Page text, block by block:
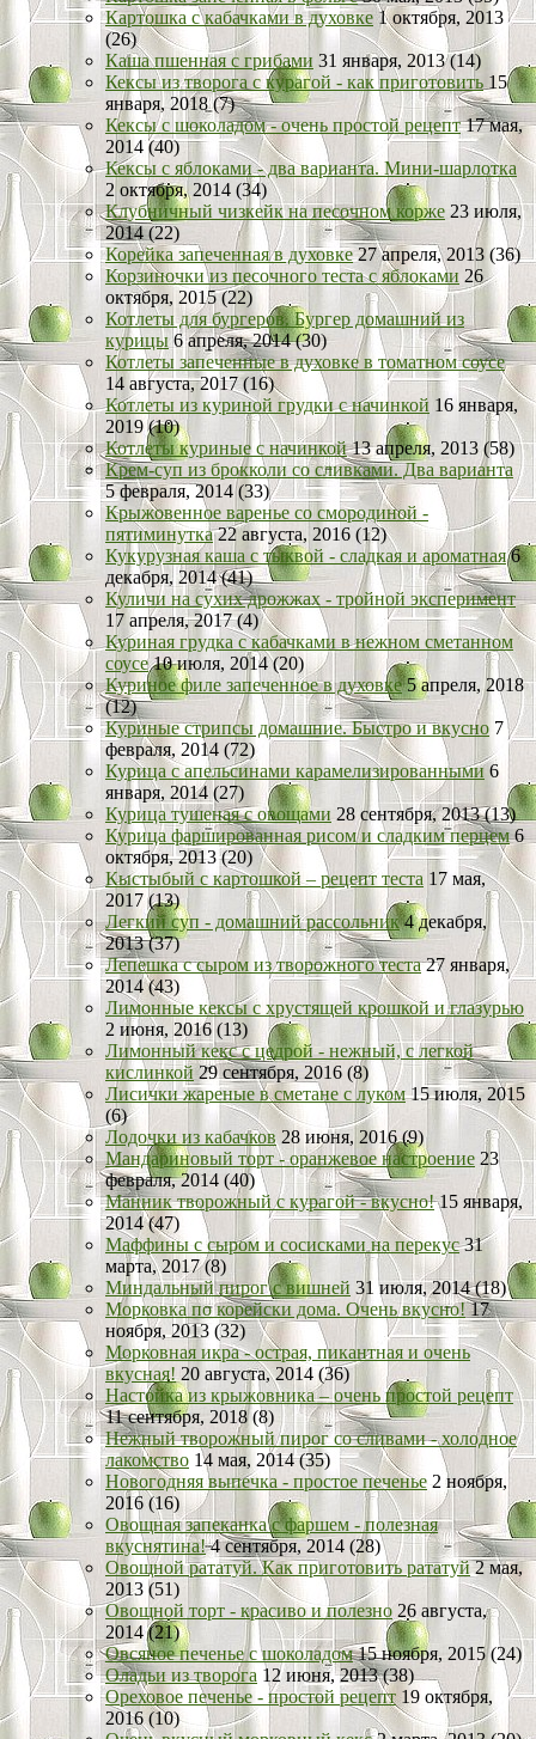
Картошка с кабачками в духовке1 октября, 2013
(26)
Каша пшенная с грибами 31 января, 2013 (14)
Кексы из творога с курагой - как приготовить 15
января, 2018 (7)
Кексы с шоколадом - очень простой рецепт17 мая,
2014 (40)
Кексы с яблоками - два варианта. Мини-шарлотка
2 октября, 2014 (34)
Клубничный чизкейк на песочном корже 23 июля,
2014 (22)
Корейка запеченная в духовке27 апреля, 2013 (36)
Корзиночки из песочного теста с яблоками 26
октября, 2015 (22)
Котлеты для бургеров. Бургер домашний из
курицы 6 апреля, 2014 (30)
Котлеты запеченные в духовке в томатном соусе
14 августа, 2017 (16)
Котлеты из куриной грудки с начинкой 16 января,
2019 (10)
Котлеты куриные с начинкой13 апреля, 2013 (58)
Крем-суп из брокколи со сливками. Два варианта
5 февраля, 2014 (33)
Крыжовенное варенье со смородиной -
пятиминутка22 августа, 2016 (12)
Кукурузная каша с тыквой - сладкая и ароматная6
декабря, 2014 (41)
Куличи на сухих дрожжах - тройной эксперимент
17 апреля, 2017 (4)
Куриная грудка с кабачками в нежном сметанном
соусе10 июля, 2014 (20)
Куриное филе запеченное в духовке5 апреля, 2018
(12)
Куриные стрипсы домашние. Быстро и вкусно 7
февраля, 2014 (72)
Курица с апельсинами карамелизированными6
января, 2014 (27)
Курица тушеная с овощами 28 сентября, 2013 (13)
Курица фаршированная рисом и сладким перцем6
октября, 2013 (20)
Кыстыбый с картошкой – рецепт теста 17 мая,
2017 (13)
Легкий суп - домашний рассольник4 декабря,
2013 (37)
Лепешка с сыром из творожного теста27 января,
2014 (43)
Лимонные кексы с хрустящей крошкой и глазурью
2 июня, 2016 (13)
Лимонный кекс с цедрой - нежный, с легкой
кислинкой29 сентября, 2016 (8)
Лисички жареные в сметане с луком15 июля, 2015
(6)
Лодочки из кабачков28 июня, 2016 (9)
Мандариновый торт - оранжевое настроение 23
февраля, 2014 (40)
Манник творожный с курагой - вкусно!15 января,
2014 (47)
Маффины с сыром и сосисками на перекус31
марта, 2017 (8)
Миндальный пирог с вишней 31 июля, 2014 (18)
Морковка по корейски дома. Очень вкусно!17
ноября, 2013 (32)
Морковная икра - острая, пикантная и очень
вкусная! 20 августа, 2014 (36)
Настойка из крыжовника – очень простой рецепт
11 сентября, 2018 (8)
Нежный творожный пирог со сливами - холодное
лакомство 14 мая, 2014 (35)
Новогодняя выпечка - простое печенье 2 ноября,
2016 (16)
Овощная запеканка с фаршем - полезная
вкуснятина!4 сентября, 2014 (28)
Овощной рататуй. Как приготовить рататуй2 мая,
2013 (51)
Овощной торт - красиво и полезно 26 августа,
2014 (21)
Овсяное печенье с шоколадом15 ноября, 2015 (24)
Оладьи из творога 12 июня, 2013 (38)
Ореховое печенье - простой рецепт19 октября,
2016 (10)